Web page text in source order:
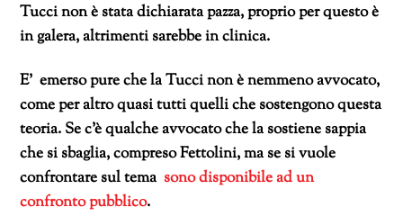
Tucci non è stata dichiarata pazza, proprio per questo è
in galera, altrimenti sarebbe in clinica.
E’ emerso pure che la Tucci non è nemmeno avvocato,
come per altro quasi tutti quelli che sostengono questa
teoria. Se c’è qualche avvocato che la sostiene sappia
che si sbaglia, compreso Fettolini, ma se si vuole
confrontare sul tema sono disponibile ad un
confronto pubblico.